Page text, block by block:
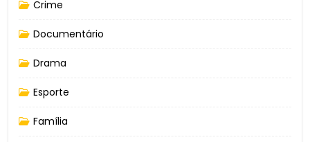
Crime
Documentário
Drama
Esporte
Família